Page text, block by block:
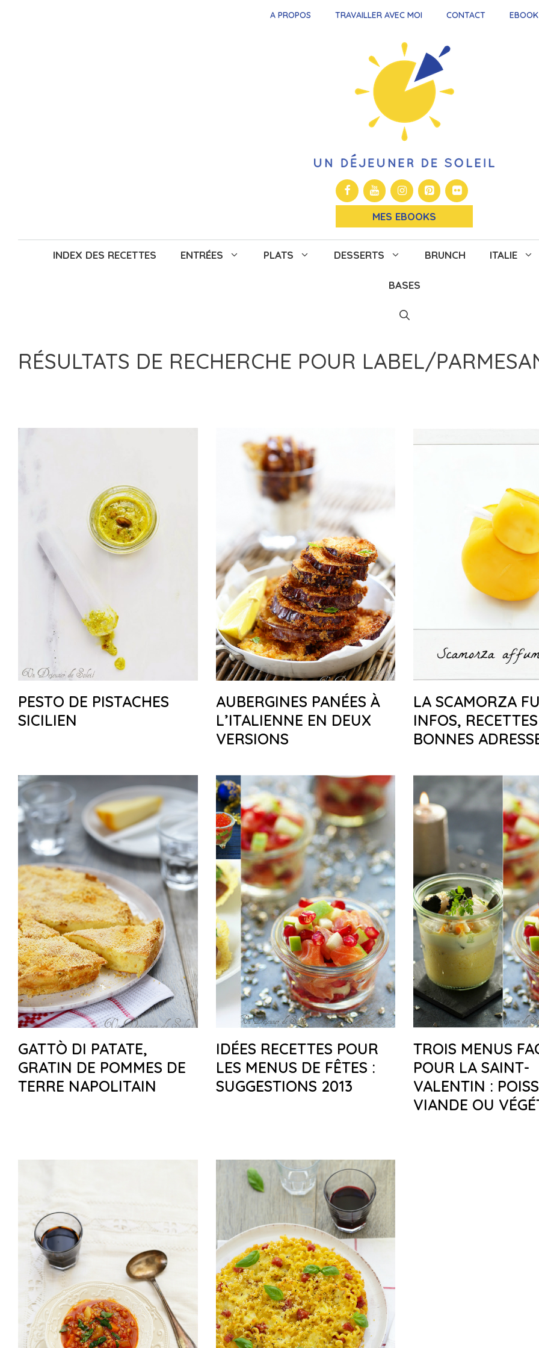
A PROPOS TRAVAILLER AVEC MOI CONTACT EBOOK
MES EBOOKS
INDEX DES RECETTES ENTRÉES PLATS DESSERTS BRUNCH ITALIE
BASES
RÉSULTATS DE RECHERCHE POUR LABEL/
PESTO DE PISTACHES
SICILIEN
AUBERGINES PANÉES À
L’ITALIENNE EN DEUX
VERSIONS
LA SCAMORZA
INFOS,
BONNES
GATTÒ DI PATATE,
GRATIN DE POMMES DE
TERRE NAPOLITAIN
IDÉES RECETTES POUR
LES MENUS DE FÊTES :
SUGGESTIONS 2013
TROIS MENUS
POUR LA SAINT-
VALENTIN :
VIANDE OU